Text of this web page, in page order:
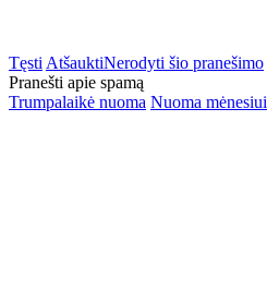
Tęsti AtšauktiNerodyti šio pranešimo
Pranešti apie spamą
Trumpalaikė nuoma Nuoma mėnesiui